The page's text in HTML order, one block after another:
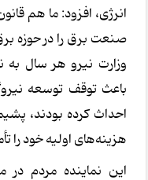
انرژی، افزود: ما هم
صنعت برق را در حوزه
وزارت نیرو هر سال به
باعث توقف توسعه
احداث کرده بودند،
هزینه‌های اولیه خود را
این نماینده مردم در